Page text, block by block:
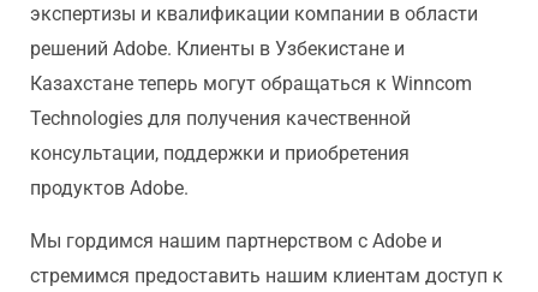
экспертизы и квалификации компании в области
решений Adobe. Клиенты в Узбекистане и
Казахстане теперь могут обращаться к Winncom
Technologies для получения качественной
консультации, поддержки и приобретения
продуктов Adobe.
Мы гордимся нашим партнерством с Adobe и
стремимся предоставить нашим клиентам доступ к